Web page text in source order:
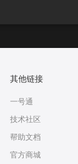
其他链接
一号通
技术社区
帮助文档
官方商城